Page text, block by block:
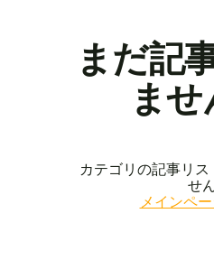
まだ記
ませ
カテゴリの記事リス
せ
メインペ